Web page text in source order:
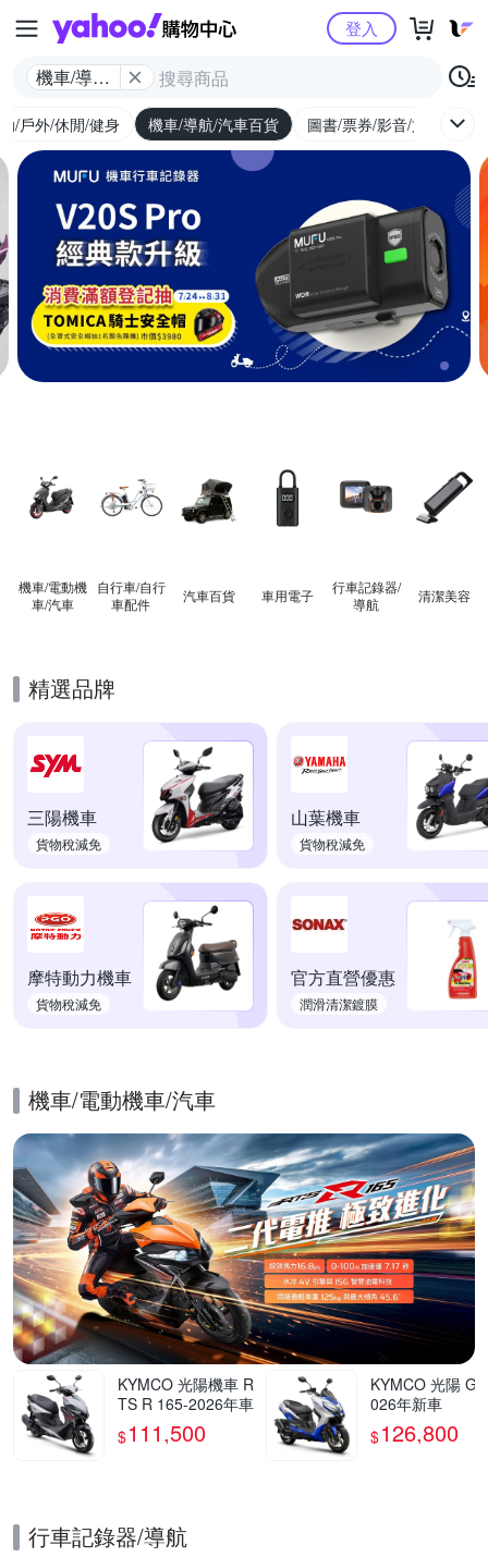
Yahoo購物中心
機車/導航/
登入
/戶外/休閒/健身 機車/導航/汽車百貨 圖書/票券/影音/文具
機車/電動機
車/汽車
自行車/自行
車配件
汽車百貨 車用電子
行車記錄器/
導航
清潔美容
精選品牌
三陽機車
貨物稅減免
山葉機車
貨物稅減免
摩特動力機車
貨物稅減免
官方直營優惠
潤滑清潔鍍膜
機車/電動機車/汽車
KYMCO 光陽機車 R
TS R 165-2026年車
$111,500
KYMCO 光陽
026年新車
$126,800
行車記錄器/導航